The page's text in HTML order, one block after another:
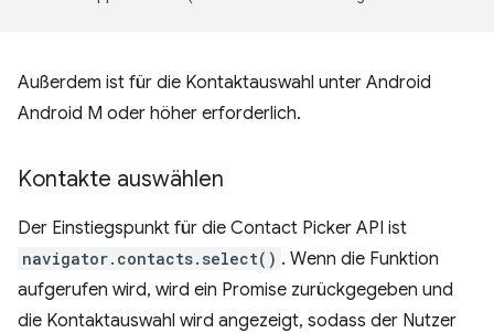
Außerdem ist für die Kontaktauswahl unter Android
Android M oder höher erforderlich.
Kontakte auswählen
Der Einstiegspunkt für die Contact Picker API ist
navigator.contacts.select() . Wenn die Funktion
aufgerufen wird, wird ein Promise zurückgegeben und
die Kontaktauswahl wird angezeigt, sodass der Nutzer